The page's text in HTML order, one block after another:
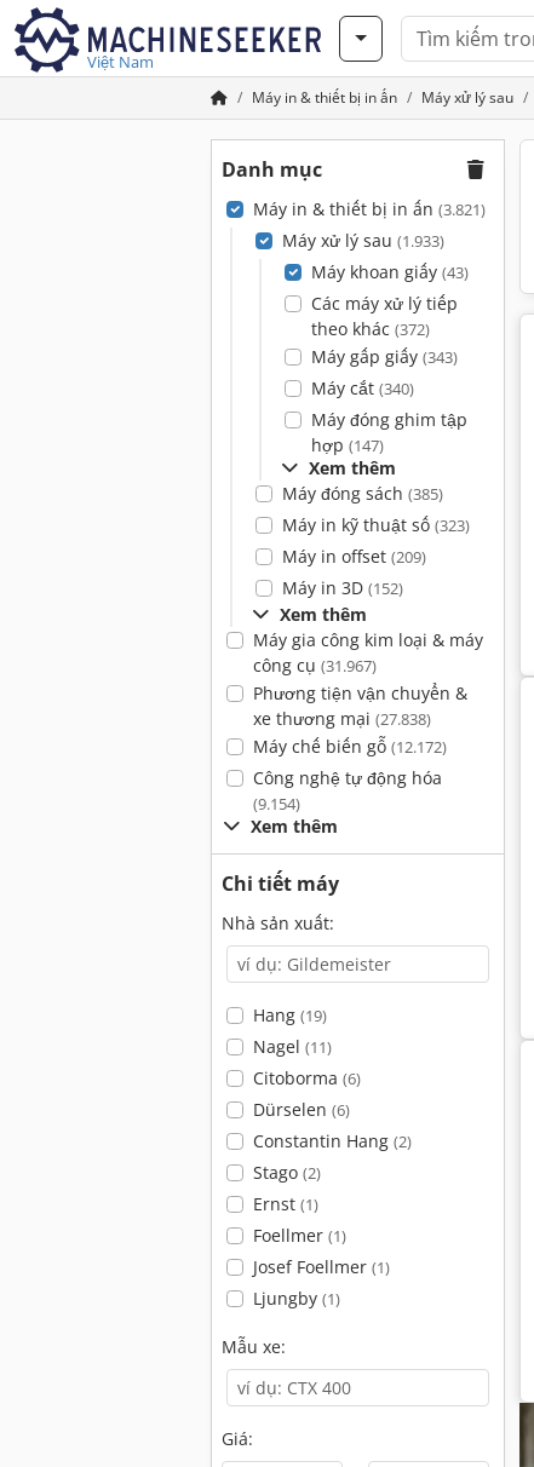
Việt Nam
Máy in & thiết bị in ấn Máy xử lý sau
Danh mục
Máy in & thiết bị in ấn (3.821)
Máy xử lý sau (1.933)
Máy khoan giấy (43)
Các máy xử lý tiếp
theo khác (372)
Máy gấp giấy (343)
Máy cắt (340)
Máy đóng ghim tập
hợp (147)
Xem thêm
Máy đóng sách (385)
Máy in kỹ thuật số (323)
Máy in offset (209)
Máy in 3D (152)
Xem thêm
Máy gia công kim loại & máy
công cụ (31.967)
Phương tiện vận chuyển &
xe thương mại (27.838)
Máy chế biến gỗ (12.172)
Công nghệ tự động hóa
(9.154)
Xem thêm
Chi tiết máy
Nhà sản xuất:
Hang (19)
Nagel (11)
Citoborma (6)
Dürselen (6)
Constantin Hang (2)
Stago (2)
Ernst (1)
Foellmer (1)
Josef Foellmer (1)
Ljungby (1)
Mẫu xe:
Giá: